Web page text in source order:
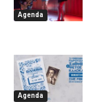
Agenda
Agenda